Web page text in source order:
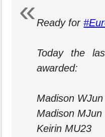
Ready for
Today the
awarded:
Madison WJun
Madison MJun
Keirin MU23